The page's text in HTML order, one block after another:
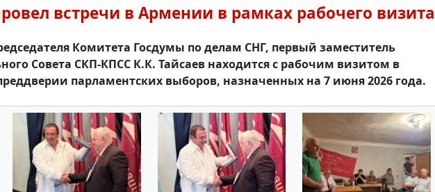
встречи в Армении в рамках рабочего визита
Комитета Госдумы по делам СНГ, первый заместитель
Совета СКП-КПСС К.К. Тайсаев находится с рабочим визитом в
парламентских выборов, назначенных на 7 июня 2026 года.